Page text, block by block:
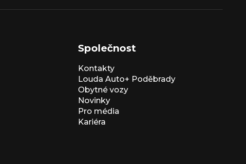
Společnost
Kontakty
Louda Auto+ Poděbrady
Obytné vozy
Novinky
Pro média
Kariéra